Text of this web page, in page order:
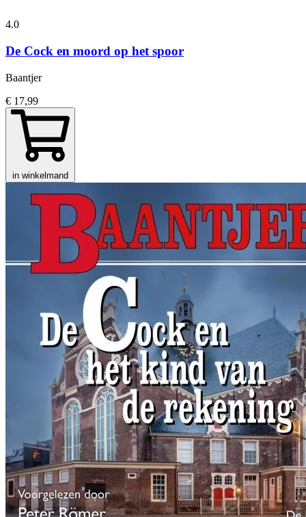
4.0
De Cock en moord op het spoor
Baantjer
€ 17,99
in winkelmand